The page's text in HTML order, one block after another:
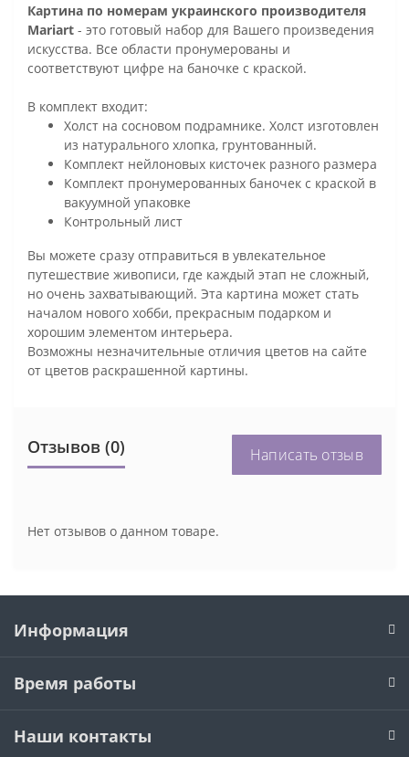
Картина по номерам украинского производителя
Mariart - это готовый набор для Вашего произведения
искусства. Все области пронумерованы и
соответствуют цифре на баночке с краской.
В комплект входит:
Холст на сосновом подрамнике. Холст изготовлен
из натурального хлопка, грунтованный.
Комплект нейлоновых кисточек разного размера
Комплект пронумерованных баночек с краской в
вакуумной упаковке
Контрольный лист
Вы можете сразу отправиться в увлекательное
путешествие живописи, где каждый этап не сложный,
но очень захватывающий. Эта картина может стать
началом нового хобби, прекрасным подарком и
хорошим элементом интерьера.
Возможны незначительные отличия цветов на сайте
от цветов раскрашенной картины.
Отзывов (0) Написать отзыв
Нет отзывов о данном товаре.
Информация
Время работы
Наши контакты